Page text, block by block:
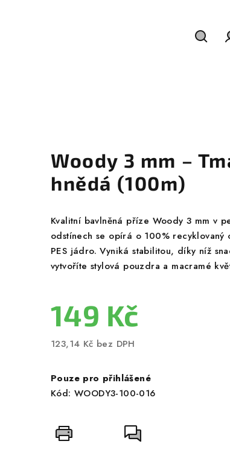
Woody 3 mm –
hnědá (100m)
Kvalitní bavlněná příze Woody 3 mm v
odstínech se opírá o 100% recyklovaný
PES jádro. Vyniká stabilitou, díky níž
vytvoříte stylová pouzdra a macramé
149 Kč
123,14 Kč bez DPH
cena:
Pouze pro přihlášené
Kód: WOODY3-100-016